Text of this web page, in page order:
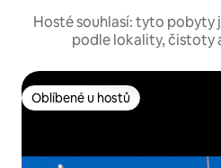
Hosté souhlasí: tyto pobyty
podle lokality, čistoty
Oblíbené u hostů
Oblíbené u hostů